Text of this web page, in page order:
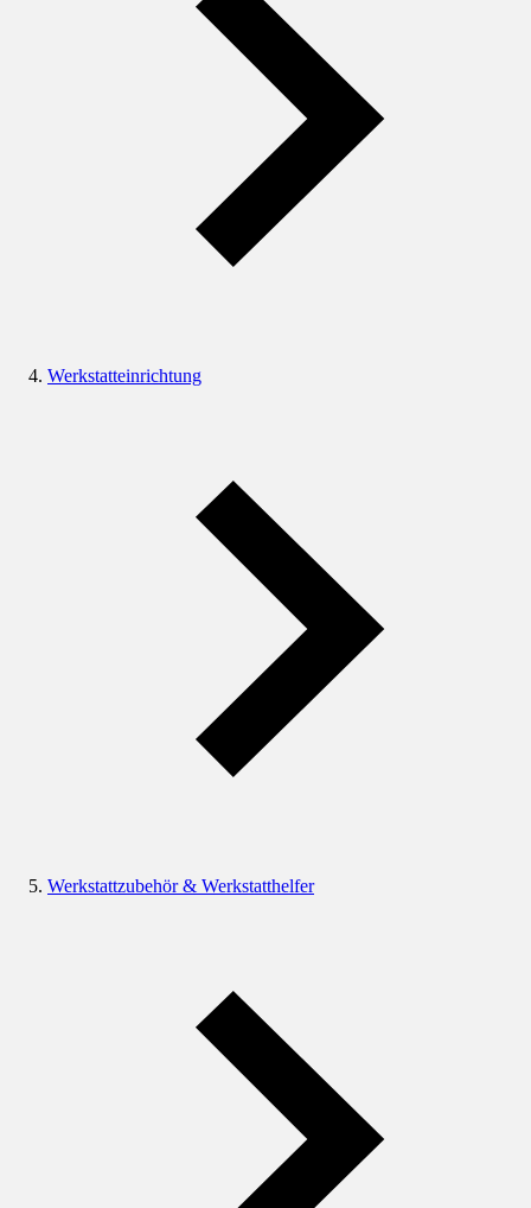
Werkstatteinrichtung
Werkstattzubehör & Werkstatthelfer